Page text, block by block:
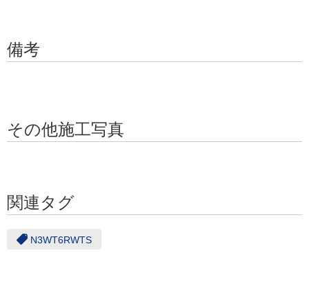
備考
その他施工写真
関連タグ
N3WT6RWTS